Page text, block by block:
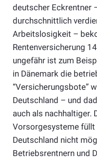
deutscher Eckrentner
durchschnittlich
Arbeitslosigkeit –
Rentenversicherung
ungefähr ist zum
in Dänemark die
“Versicherungsbote”
Deutschland – und
auch als nachhaltiger.
Vorsorgesysteme füllt
Deutschland nicht
Betriebsrentnern und